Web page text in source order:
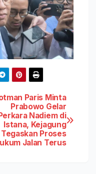
Paris Minta
Prabowo Gelar
Perkara Nadiem di
Istana, Kejagung
Tegaskan Proses
Jalan Terus